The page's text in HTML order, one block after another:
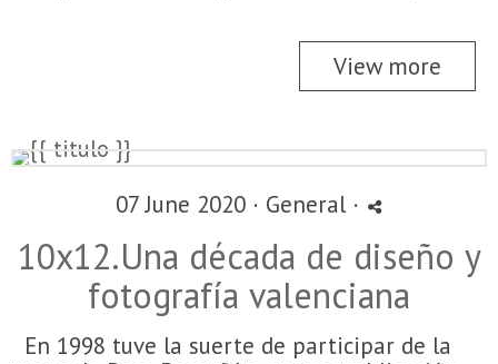
View more
07 June 2020 · General·
10x12.Una década de diseño y
fotografía valenciana
En 1998 tuve la suerte de participar de la